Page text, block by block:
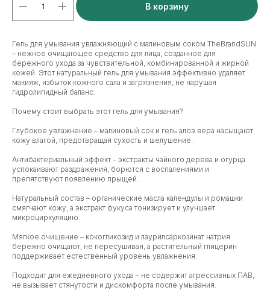
В корзину
Гель для умывания увлажняющий с малиновым соком TheBrandSUN
– нежное очищающее средство для лица, созданное для
бережного ухода за чувствительной, комбинированной и жирной
кожей. Этот натуральный гель для умывания эффективно удаляет
макияж, избыток кожного сала и загрязнения, не нарушая
гидролипидный баланс.
Почему стоит выбрать этот гель для умывания?
Глубокое увлажнение – малиновый сок и гель алоэ вера насыщают
кожу влагой, предотвращая сухость и шелушение.
Антибактериальный эффект – экстракты чайного дерева и огурца
успокаивают раздражения, борются с воспалениями и
препятствуют появлению прыщей.
Натуральный состав – органические масла календулы и ромашки
смягчают кожу, а экстракт фукуса тонизирует и улучшает
микроциркуляцию.
Мягкое очищение – кокогликозид и лаурилсаркозинат натрия
бережно очищают, не пересушивая, а растительный глицерин
поддерживает естественный уровень увлажнения.
Подходит для ежедневного ухода – не содержит агрессивных ПАВ,
не вызывает стянутости и дискомфорта после умывания.